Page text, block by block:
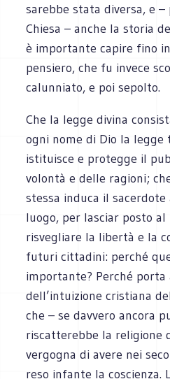
sarebbe stata diversa, e
Chiesa – anche la storia
è importante capire fino
pensiero, che fu invece
calunniato, e poi sepolto.
Che la legge divina
ogni nome di Dio la legge
istituisce e protegge il
volontà e delle ragioni;
stessa induca il
luogo, per lasciar posto al
risvegliare la libertà e la
futuri cittadini: perché
importante? Perché
dell’intuizione cristiana
che – se davvero ancora
riscatterebbe la religione
vergogna di avere nei
reso infante la coscienza.